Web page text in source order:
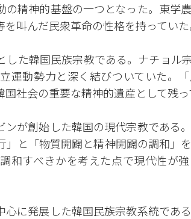
精神的基盤の一つとなった。東学
叫んだ民衆革命の性格を持っていた
た韓国民族宗教である。ナチョル
運動勢力と深く結びついていた。
社会の重要な精神的遺産として残っ
が創始した韓国の現代宗教である
と「物質開闢と精神開闢の調和」
和すべきかを考えた点で現代性が
に発展した韓国民族宗教系統であ